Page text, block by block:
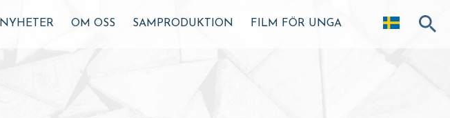
NYHETER OM OSS SAMPRODUKTION FILM FÖR UNGA